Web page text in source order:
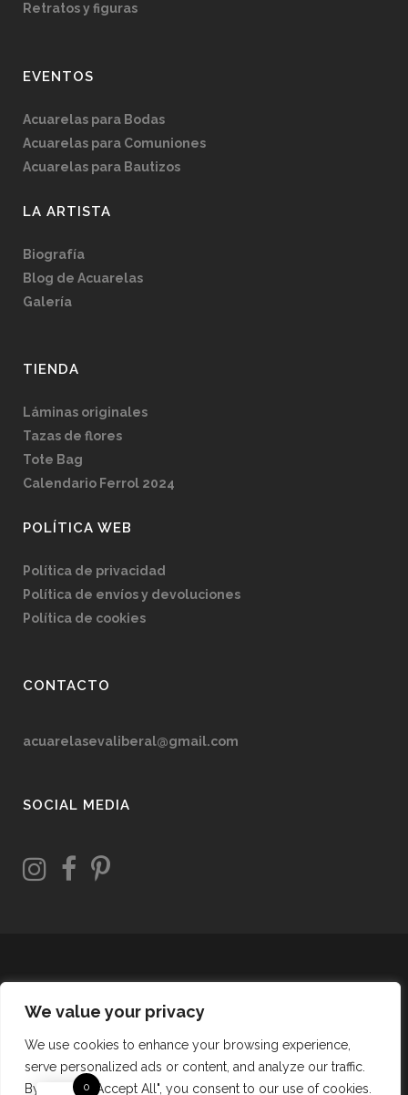
We value your privacy
We use cookies to enhance your browsing experience,
serve personalized ads or content, and analyze our traffic.
By clicking "Accept All", you consent to our use of cookies.
Retratos y figuras
EVENTOS
Acuarelas para Bodas
Acuarelas para Comuniones
Acuarelas para Bautizos
LA ARTISTA
Biografía
Blog de Acuarelas
Galería
TIENDA
Láminas originales
Tazas de flores
Tote Bag
Calendario Ferrol 2024
POLÍTICA WEB
Política de privacidad
Política de envíos y devoluciones
Política de cookies
CONTACTO
acuarelasevaliberal@gmail.com
SOCIAL MEDIA
0